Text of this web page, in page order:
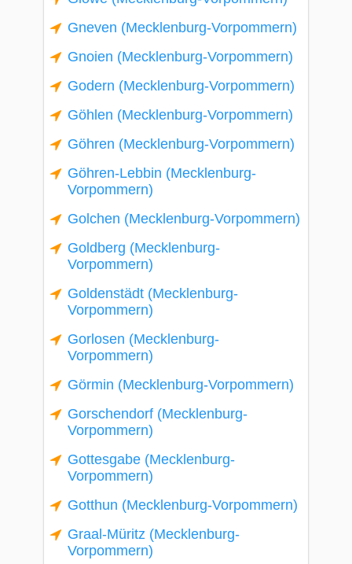
Gneven (Mecklenburg-Vorpommern)
Gnoien (Mecklenburg-Vorpommern)
Godern (Mecklenburg-Vorpommern)
Göhlen (Mecklenburg-Vorpommern)
Göhren (Mecklenburg-Vorpommern)
Göhren-Lebbin (Mecklenburg-
Vorpommern)
Golchen (Mecklenburg-Vorpommern)
Goldberg (Mecklenburg-
Vorpommern)
Goldenstädt (Mecklenburg-
Vorpommern)
Gorlosen (Mecklenburg-
Vorpommern)
Görmin (Mecklenburg-Vorpommern)
Gorschendorf (Mecklenburg-
Vorpommern)
Gottesgabe (Mecklenburg-
Vorpommern)
Gotthun (Mecklenburg-Vorpommern)
Graal-Müritz (Mecklenburg-
Vorpommern)